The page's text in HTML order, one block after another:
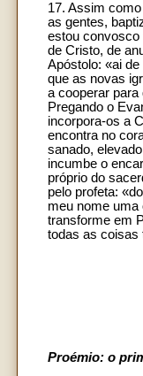
17. Assim
as gentes,
estou convosco
de Cristo, de
Apóstolo: «ai
que as novas
a cooperar
Pregando o
incorpora-os a
encontra no
sanado,
incumbe o
próprio do
pelo profeta:
meu nome uma
transforme em
todas as coisas
Proémio: o